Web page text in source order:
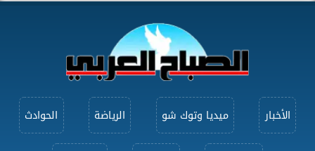
الأخبار ميديا وتوك شو الرياضة الحوادث